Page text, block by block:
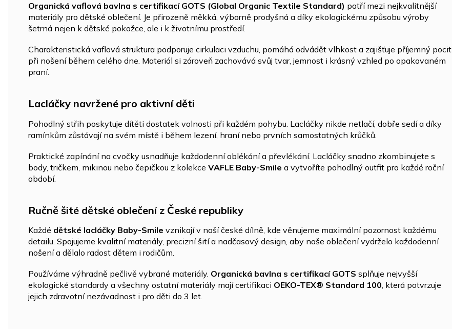
Organická vaflová bavlna s certifikací GOTS (Global Organic Textile Standard) patří mezi nejkvalitnější
materiály pro dětské oblečení. Je přirozeně měkká, výborně prodyšná a díky ekologickému způsobu výroby
šetrná nejen k dětské pokožce, ale i k životnímu prostředí.
Charakteristická vaflová struktura podporuje cirkulaci vzduchu, pomáhá odvádět vlhkost a zajišťuje příjemný pocit
při nošení během celého dne. Materiál si zároveň zachovává svůj tvar, jemnost i krásný vzhled po opakovaném
praní.
Lacláčky navržené pro aktivní děti
Pohodlný střih poskytuje dítěti dostatek volnosti při každém pohybu. Lacláčky nikde netlačí, dobře sedí a díky
ramínkům zůstávají na svém místě i během lezení, hraní nebo prvních samostatných krůčků.
Praktické zapínání na cvočky usnadňuje každodenní oblékání a převlékání. Lacláčky snadno zkombinujete s
body, tričkem, mikinou nebo čepičkou z kolekce VAFLE Baby-Smile a vytvoříte pohodlný outfit pro každé roční
období.
Ručně šité dětské oblečení z České republiky
Každé dětské lacláčky Baby-Smile vznikají v naší české dílně, kde věnujeme maximální pozornost každému
detailu. Spojujeme kvalitní materiály, precizní šití a nadčasový design, aby naše oblečení vydrželo každodenní
nošení a dělalo radost dětem i rodičům.
Používáme výhradně pečlivě vybrané materiály. Organická bavlna s certifikací GOTS splňuje nejvyšší
ekologické standardy a všechny ostatní materiály mají certifikaci OEKO-TEX® Standard 100, která potvrzuje
jejich zdravotní nezávadnost i pro děti do 3 let.